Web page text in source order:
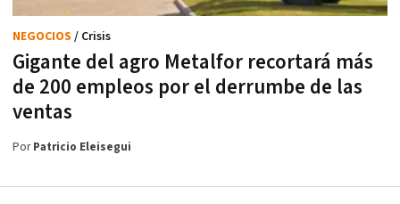
Gigante del agro Metalfor recortará más
de 200 empleos por el derrumbe de las
ventas
NEGOCIOS / Crisis
PorPatricio Eleisegui